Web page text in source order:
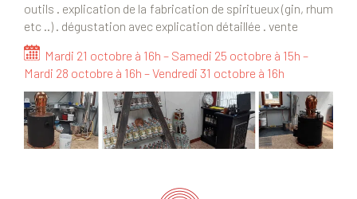
outils . explication de la fabrication de spiritueux (gin, rhum
etc ..) . dégustation avec explication détaillée . vente
Mardi 21 octobre à 16h – Samedi 25 octobre à 15h –
Mardi 28 octobre à 16h – Vendredi 31 octobre à 16h